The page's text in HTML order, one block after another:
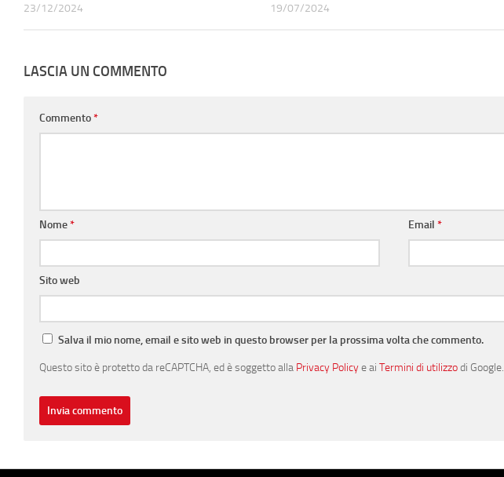
23/12/2024 19/07/2024
LASCIA UN COMMENTO
Commento*
Nome* Email*
Sito web
Salva il mio nome, email e sito web in questo browser per la prossima volta che commento.
Questo sito è protetto da reCAPTCHA, ed è soggetto alla Privacy Policye ai Termini di utilizzodi Google.